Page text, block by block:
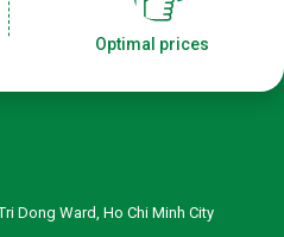
Optimal prices
Dong Ward, Ho Chi Minh City